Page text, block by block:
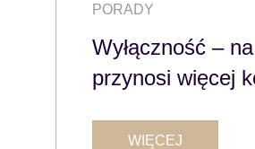
PORADY
Wyłączność –
przynosi więcej
WIĘCEJ